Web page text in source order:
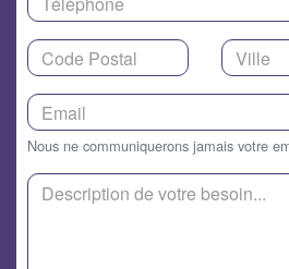
Nous ne communiquerons jamais votre